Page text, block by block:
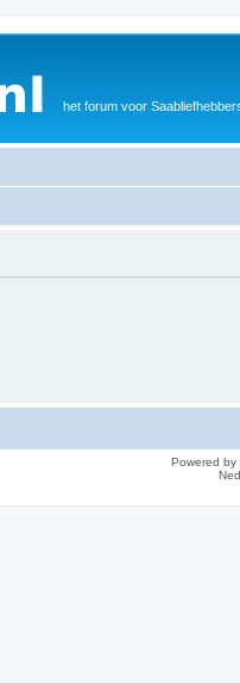
het forum voor
Powered by